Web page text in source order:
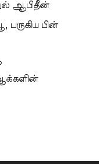
ஆபிதீன்
பருகிய பின்